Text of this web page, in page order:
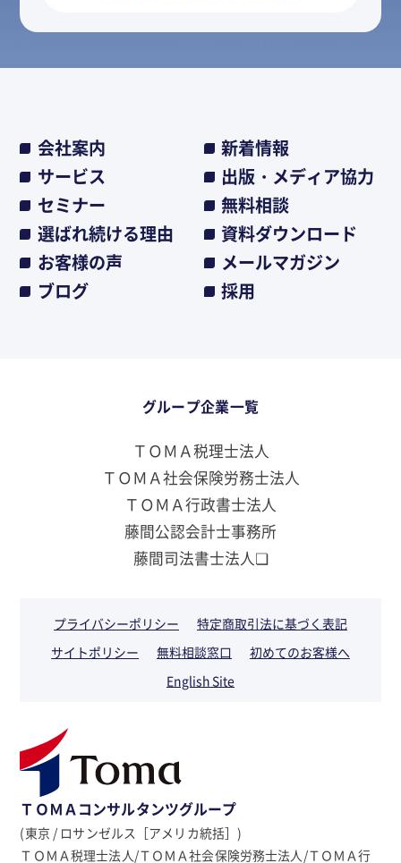
会社案内
新着情報
サービス
出版・メディア協力
セミナー
無料相談
選ばれ続ける理由
資料ダウンロード
お客様の声
メールマガジン
ブログ
採用
グループ企業一覧
ＴＯＭＡ税理士法人
ＴＯＭＡ社会保険労務士法人
ＴＯＭＡ行政書士法人
藤間公認会計士事務所
藤間司法書士法人❏
プライバシーポリシー
特定商取引法に基づく表記
サイトポリシー
無料相談窓口
初めてのお客様へ
English Site
ＴＯＭＡコンサルタンツグループ
(東京 / ロサンゼルス［アメリカ統括］)
ＴＯＭＡ税理士法人/ＴＯＭＡ社会保険労務士法人/ＴＯＭＡ行